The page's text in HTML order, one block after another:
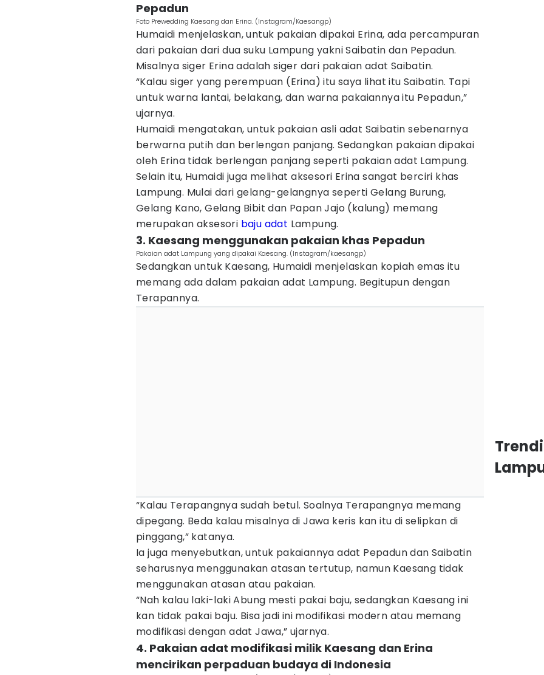
Pepadun
Foto Prewedding Kaesang dan Erina. (Instagram/Kaesangp)
Humaidi menjelaskan, untuk pakaian dipakai Erina, ada percampuran
dari pakaian dari dua suku Lampung yakni Saibatin dan Pepadun.
Misalnya siger Erina adalah siger dari pakaian adat Saibatin.
“Kalau siger yang perempuan (Erina) itu saya lihat itu Saibatin. Tapi
untuk warna lantai, belakang, dan warna pakaiannya itu Pepadun,”
ujarnya.
Humaidi mengatakan, untuk pakaian asli adat Saibatin sebenarnya
berwarna putih dan berlengan panjang. Sedangkan pakaian dipakai
oleh Erina tidak berlengan panjang seperti pakaian adat Lampung.
Selain itu, Humaidi juga melihat aksesori Erina sangat berciri khas
Lampung. Mulai dari gelang-gelangnya seperti Gelang Burung,
Gelang Kano, Gelang Bibit dan Papan Jajo (kalung) memang
merupakan aksesori baju adat Lampung.
3. Kaesang menggunakan pakaian khas Pepadun
Pakaian adat Lampung yang dipakai Kaesang. (Instagram/kaesangp)
Sedangkan untuk Kaesang, Humaidi menjelaskan kopiah emas itu
memang ada dalam pakaian adat Lampung. Begitupun dengan
Terapannya.
“Kalau Terapangnya sudah betul. Soalnya Terapangnya memang
dipegang. Beda kalau misalnya di Jawa keris kan itu di selipkan di
pinggang,” katanya.
Ia juga menyebutkan, untuk pakaiannya adat Pepadun dan Saibatin
seharusnya menggunakan atasan tertutup, namun Kaesang tidak
menggunakan atasan atau pakaian.
“Nah kalau laki-laki Abung mesti pakai baju, sedangkan Kaesang ini
kan tidak pakai baju. Bisa jadi ini modifikasi modern atau memang
modifikasi dengan adat Jawa,” ujarnya.
4. Pakaian adat modifikasi milik Kaesang dan Erina
mencirikan perpaduan budaya di Indonesia